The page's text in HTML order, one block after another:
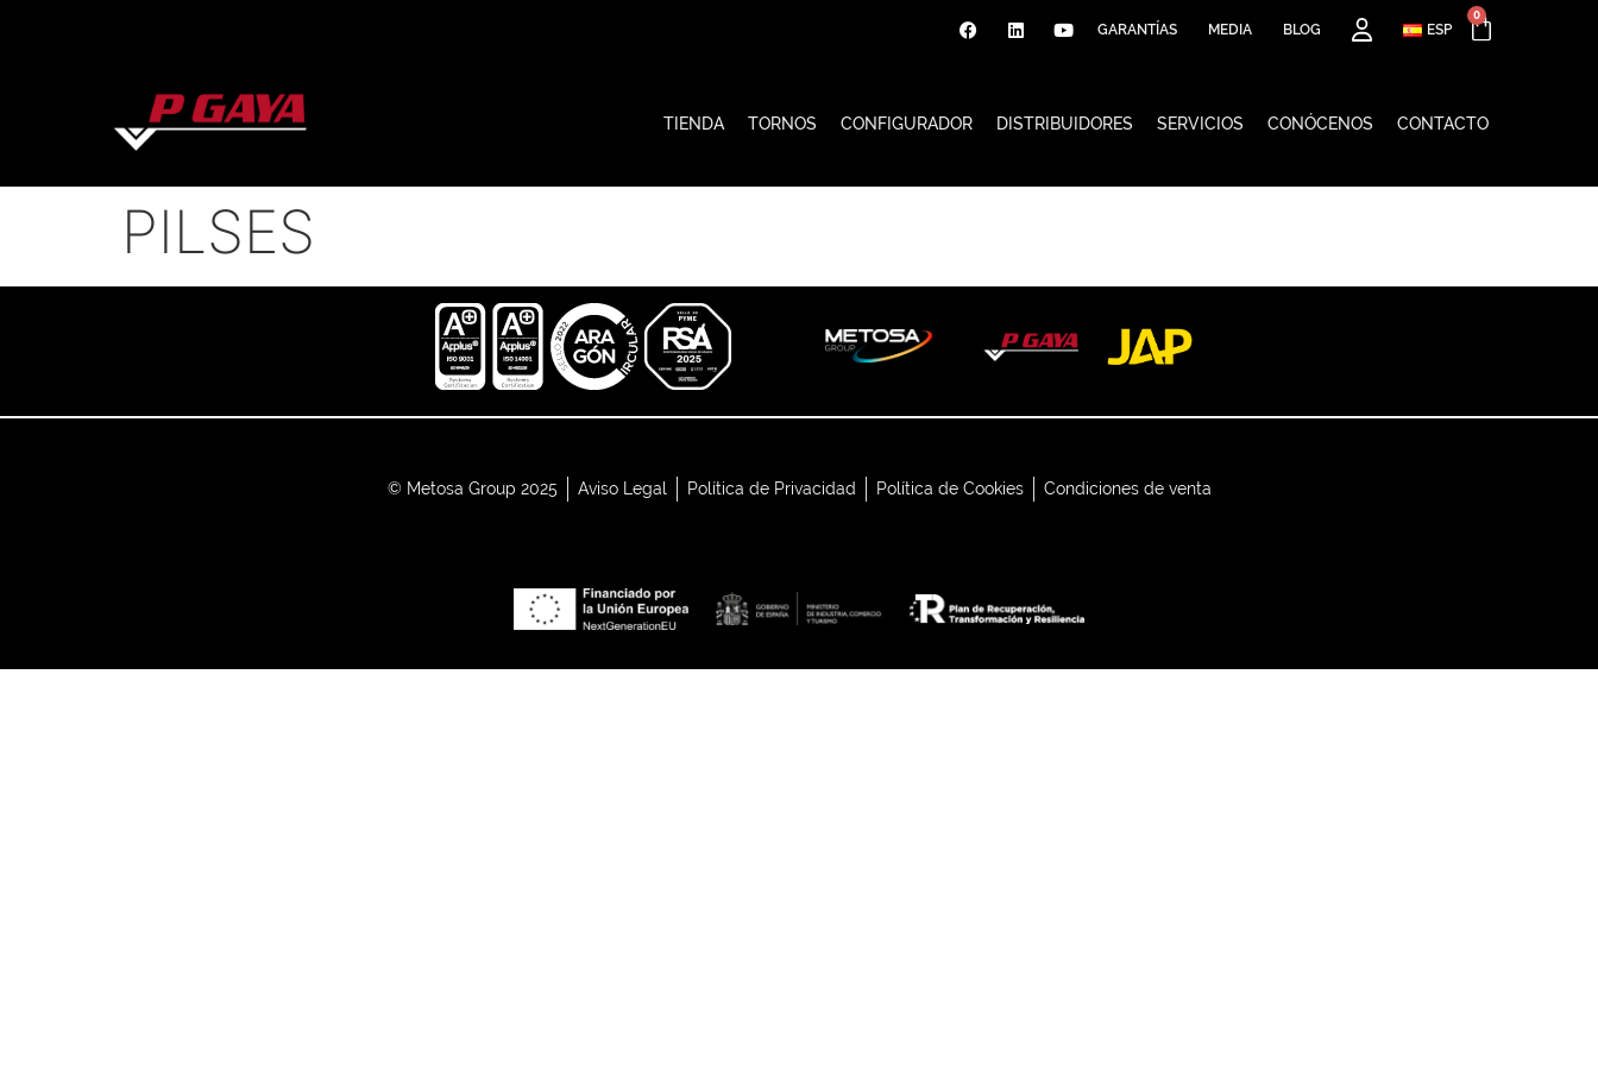
GARANTÍAS MEDIA BLOG ESP
0
TIENDA TORNOS CONFIGURADOR DISTRIBUIDORES SERVICIOS CONÓCENOS CONTACTO
PILSES
© Metosa Group 2025 Aviso Legal Política de Privacidad Política de Cookies Condiciones de venta